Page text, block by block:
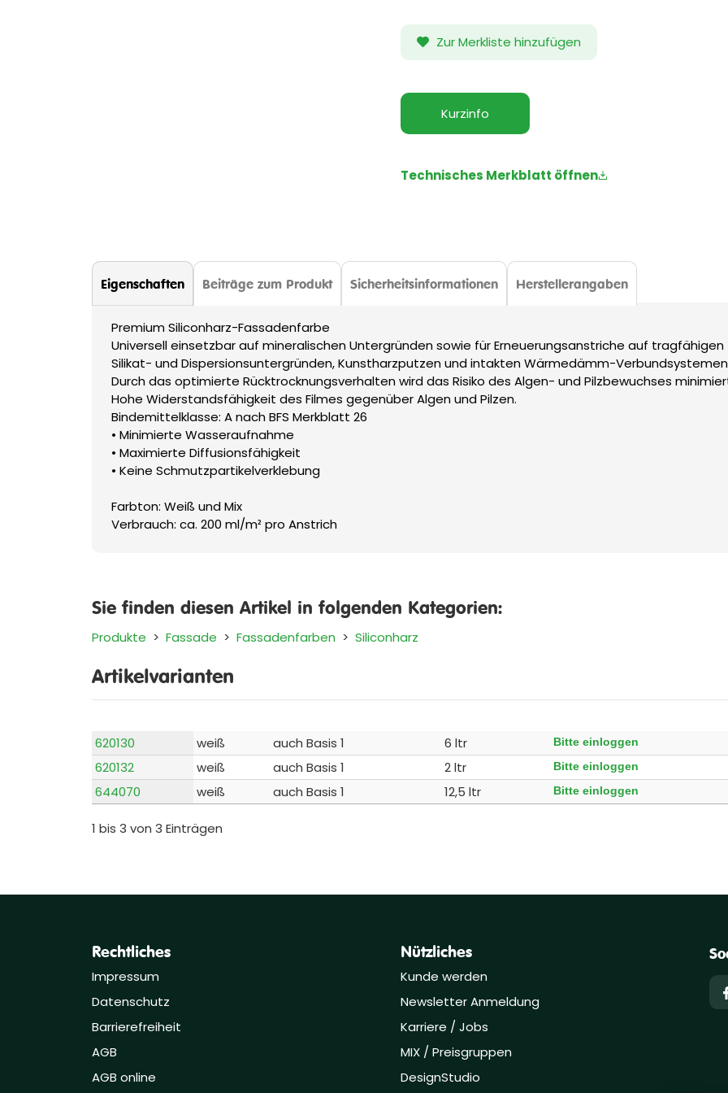
Zur Merkliste hinzufügen
Kurzinfo
Technisches Merkblatt öffnen
Eigenschaften
Premium Siliconharz-Fassadenfarbe
Universell einsetzbar auf mineralischen Untergründen sowie für Erneuerungsanstriche auf tragfähigen
Silikat- und Dispersionsuntergründen, Kunstharzputzen und intakten Wärmedämm-
Durch das optimierte Rücktrocknungsverhalten wird das Risiko des Algen- und Pilzbewuchses
Hohe Widerstandsfähigkeit des Filmes gegenüber Algen und Pilzen.
Bindemittelklasse: A nach BFS Merkblatt 26
• Minimierte Wasseraufnahme
• Maximierte Diffusionsfähigkeit
• Keine Schmutzpartikelverklebung
Farbton: Weiß und Mix
Verbrauch: ca. 200 ml/m² pro Anstrich
Beiträge zum Produkt Sicherheitsinformationen Herstellerangaben
Sie finden diesen Artikel in folgenden Kategorien:
Produkte > Fassade > Fassadenfarben > Siliconharz
Artikelvarianten
620130 weiß auch Basis 1 6 ltr Bitte einloggen
620132 weiß auch Basis 1 2 ltr Bitte einloggen
644070 weiß auch Basis 1 12,5 ltr Bitte einloggen
1 bis 3 von 3 Einträgen
Rechtliches
Impressum
Datenschutz
Barrierefreiheit
AGB
AGB online
Nützliches
Kunde werden
Newsletter Anmeldung
Karriere / Jobs
MIX / Preisgruppen
DesignStudio